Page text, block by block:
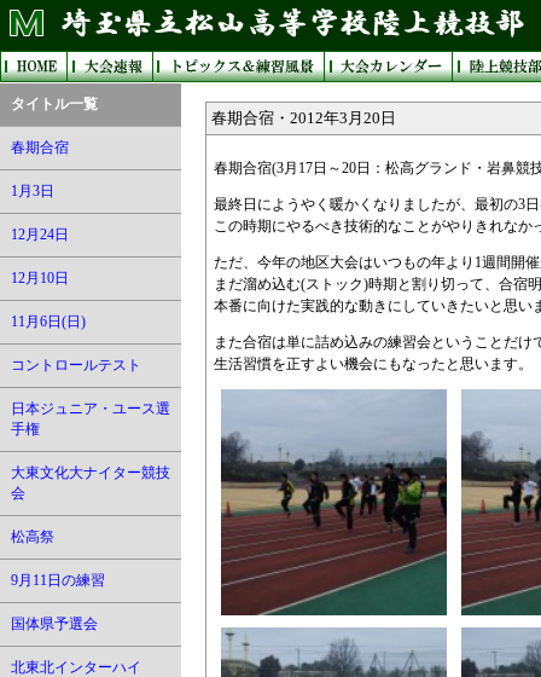
タイトル一覧
春期合宿
1月3日
12月24日
12月10日
11月6日(日)
コントロールテスト
日本ジュニア・ユース選
手権
大東文化大ナイター競技
会
松高祭
9月11日の練習
国体県予選会
北東北インターハイ
春期合宿・2012年3月20日
春期合宿(3月17日～20日：松高グランド・岩鼻競
最終日にようやく暖かくなりましたが、最初の3
この時期にやるべき技術的なことがやりきれなか
ただ、今年の地区大会はいつもの年より1週間開
まだ溜め込む(ストック)時期と割り切って、合宿
本番に向けた実践的な動きにしていきたいと思い
また合宿は単に詰め込みの練習会ということだけ
生活習慣を正すよい機会にもなったと思います。